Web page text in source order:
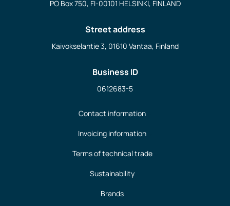
PO Box 750, FI-00101 HELSINKI, FINLAND
Street address
Kaivokselantie 3, 01610 Vantaa, Finland
Business ID
0612683-5
Contact information
Invoicing information
Terms of technical trade
Sustainability
Brands